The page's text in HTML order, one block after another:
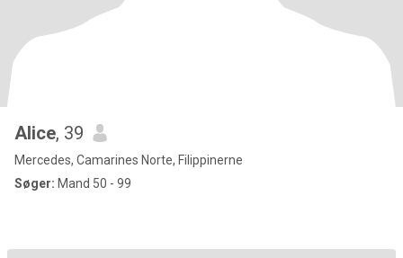
Alice, 39
Mercedes, Camarines Norte, Filippinerne
Søger: Mand 50 - 99